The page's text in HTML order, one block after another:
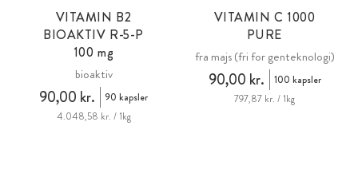
VITAMIN B2
BIOAKTIV R-5-P
100 mg
bioaktiv
90,00 kr.
90 kapsler
4.048,58 kr. / 1kg
VITAMIN C 1000
PURE
fra majs (fri for genteknologi)
90,00 kr.
100 kapsler
797,87 kr. / 1kg